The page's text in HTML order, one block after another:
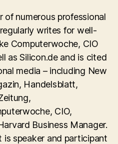
of numerous professional
writes for well-
Computerwoche, CIO
as Silicon.de and is cited
media – including New
Handelsblatt,
CIO,
Business Manager.
is speaker and participant